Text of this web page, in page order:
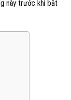
này trước khi bắt